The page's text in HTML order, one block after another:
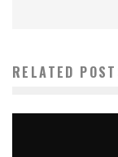
RELATED